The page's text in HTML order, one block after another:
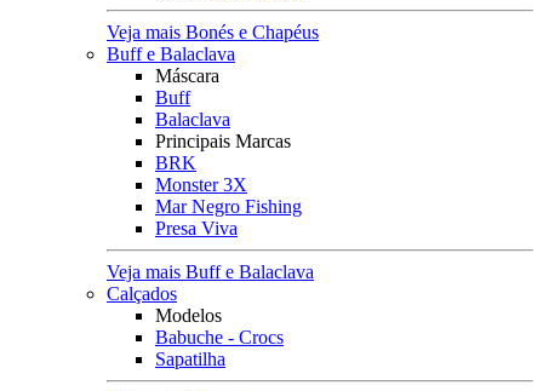
Veja mais Bonés e Chapéus
Buff e Balaclava
Máscara
Buff
Balaclava
Principais Marcas
BRK
Monster 3X
Mar Negro Fishing
Presa Viva
Veja mais Buff e Balaclava
Calçados
Modelos
Babuche - Crocs
Sapatilha